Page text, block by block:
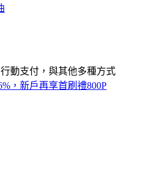
動支付，與其他多種方式
，新戶再享首刷禮800P